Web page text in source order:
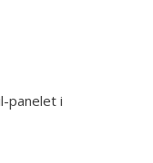
panelet i